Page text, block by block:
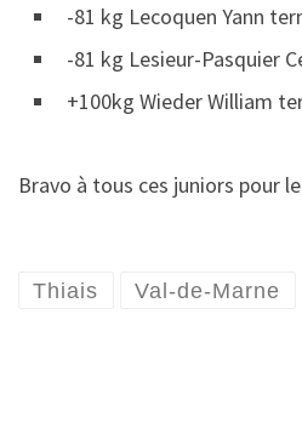
-81 kg Lecoquen Yann
-81 kg Lesieur-Pasquier
+100kg Wieder William
Bravo à tous ces juniors pour
Thiais Val-de-Marne